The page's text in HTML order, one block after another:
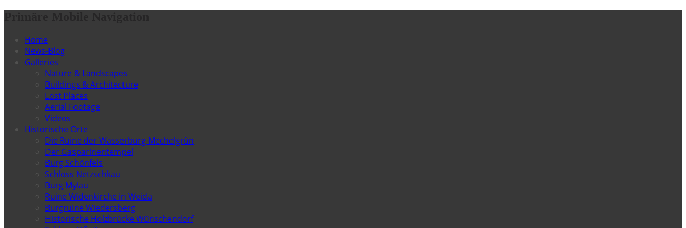
Home
News-Blog
Galleries
Nature & Landscapes
Buildings & Architecture
Lost Places
Aerial Footage
Videos
Historische Orte
Die Ruine der Wasserburg Mechelgrün
Der Gasparinentempel
Burg Schönfels
Schloss Netzschkau
Burg Mylau
Ruine Widenkirche in Weida
Burgruine Wiedersberg
Historische Holzbrücke Wünschendorf